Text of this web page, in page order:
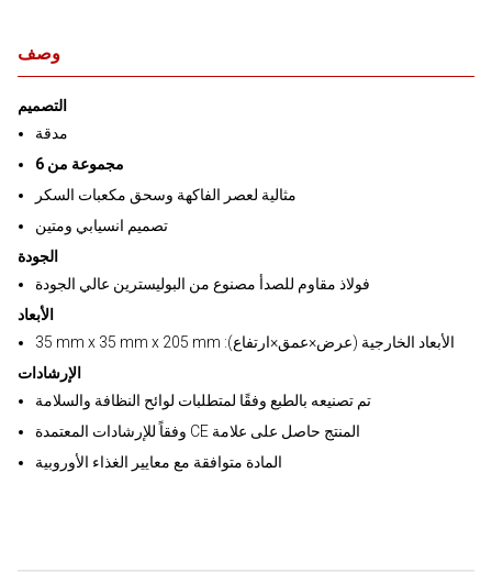
وصف
التصميم
مدقة
6 مجموعة من
مثالية لعصر الفاكهة وسحق مكعبات السكر
تصميم انسيابي ومتين
الجودة
فولاذ مقاوم للصدأ مصنوع من البوليسترين عالي الجودة
الأبعاد
35 mm x 35 mm x 205 mm :الأبعاد الخارجية (عرض×عمق×ارتفاع)
الإرشادات
تم تصنيعه بالطبع وفقًا لمتطلبات لوائح النظافة والسلامة
وفقاً للإرشادات المعتمدة CE المنتج حاصل على علامة
المادة متوافقة مع معايير الغذاء الأوروبية